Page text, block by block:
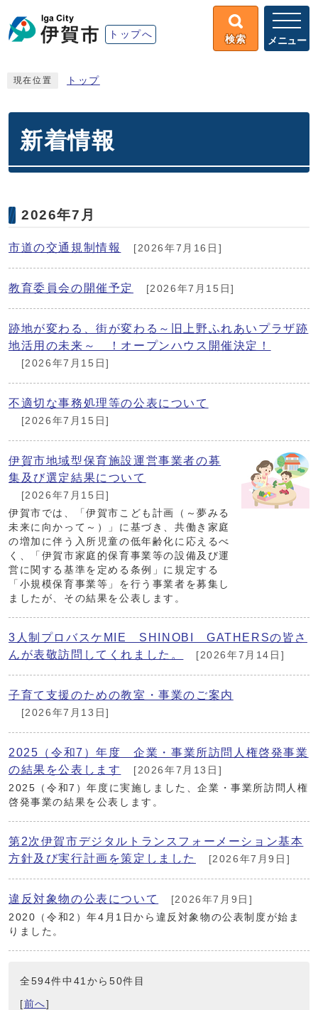
トップへ 検索 メニュー
現在位置 トップ
新着情報
2026年7月
市道の交通規制情報 [2026年7月16日]
教育委員会の開催予定 [2026年7月15日]
跡地が変わる、街が変わる～旧上野ふれあいプラザ跡
地活用の未来～ ！オープンハウス開催決定！
[2026年7月15日]
不適切な事務処理等の公表について
[2026年7月15日]
伊賀市地域型保育施設運営事業者の募
集及び選定結果について
[2026年7月15日]
伊賀市では、「伊賀市こども計画（～夢みる
未来に向かって～）」に基づき、共働き家庭
の増加に伴う入所児童の低年齢化に応えるべ
く、「伊賀市家庭的保育事業等の設備及び運
営に関する基準を定める条例」に規定する
「小規模保育事業等」を行う事業者を募集し
ましたが、その結果を公表します。
3人制プロバスケMIE SHINOBI GATHERSの皆さ
んが表敬訪問してくれました。
[2026年7月14日]
子育て支援のための教室・事業のご案内
[2026年7月13日]
2025（令和7）年度 企業・事業所訪問人権啓発事業
の結果を公表します
[2026年7月13日]
2025（令和7）年度に実施しました、企業・事業所訪問人権
啓発事業の結果を公表します。
第2次伊賀市デジタルトランスフォーメーション基本
方針及び実行計画を策定しました
[2026年7月9日]
違反対象物の公表について
[2026年7月9日]
2020（令和2）年4月1日から違反対象物の公表制度が始ま
りました。
全594件中41から50件目
[前へ]